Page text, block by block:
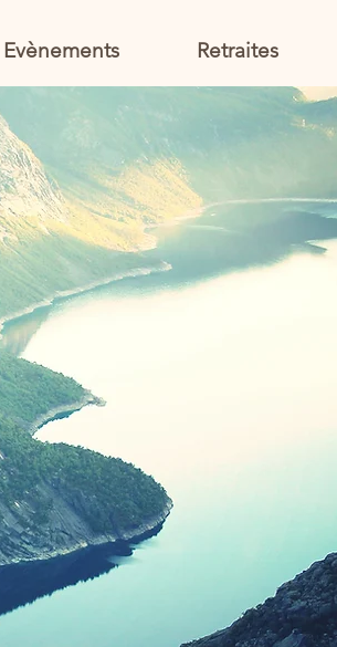
Evènements Retraites